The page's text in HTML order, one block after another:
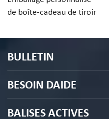
de boîte-cadeau de tiroir
desserts 3PCS
BULLETIN
BESOIN DAIDE
BALISES ACTIVES